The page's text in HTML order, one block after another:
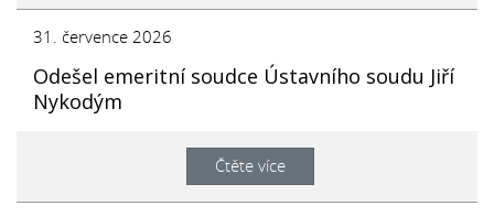
31. července 2026
Odešel emeritní soudce Ústavního soudu Jiří
Nykodým
Čtěte více